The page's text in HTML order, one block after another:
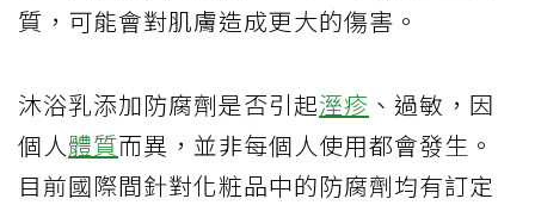
質，可能會對肌膚造成更大的傷害。
沐浴乳添加防腐劑是否引起溼疹 、過敏，因
個人體質而異，並非每個人使用都會發生。
目前國際間針對化粧品中的防腐劑均有訂定